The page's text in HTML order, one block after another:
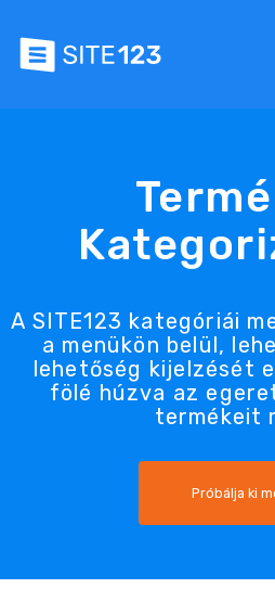
A SITE123 kategóriái
a menükön belül,
lehetőség kijelzését
fölé húzva az
termékeit
Próbálja ki